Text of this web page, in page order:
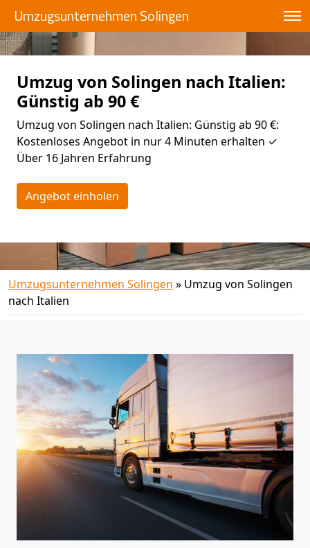
Umzugsunternehmen Solingen
Umzug von Solingen nach Italien:
Günstig ab 90 €
Umzug von Solingen nach Italien: Günstig ab 90 €:
Kostenloses Angebot in nur 4 Minuten erhalten ✓
Über 16 Jahren Erfahrung
Angebot einholen
Umzugsunternehmen Solingen » Umzug von Solingen
nach Italien